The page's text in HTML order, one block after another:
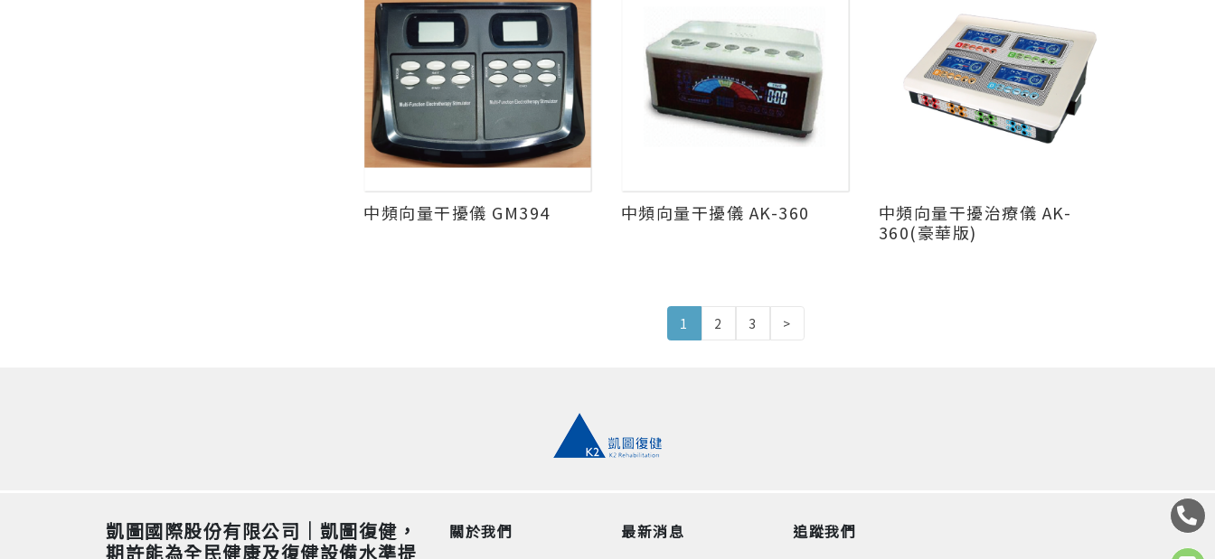
中頻向量干擾儀 GM394 中頻向量干擾儀 AK-360
中頻向量干擾治療儀 AK-
360(豪華版)
1 2 3 >
凱圖國際股份有限公司｜凱圖復健，
期許能為全民健康及復健設備水準提
關於我們
最新消息 追蹤我們